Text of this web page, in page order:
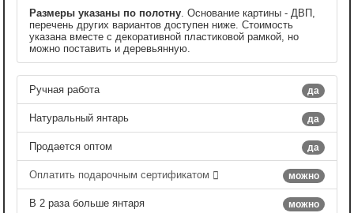
Размеры указаны по полотну . Основание картины - ДВП,
перечень других вариантов доступен ниже. Стоимость
указана вместе с декоративной пластиковой рамкой, но
можно поставить и деревьянную.
да
Ручная работа
да
Натуральный янтарь
да
Продается оптом
можно
Оплатить подарочным сертификатом
можно
В 2 раза больше янтаря